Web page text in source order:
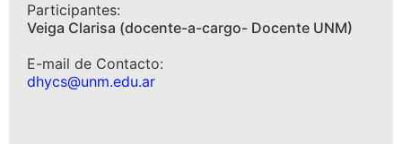
Participantes:
Veiga Clarisa (docente-a-cargo- Docente UNM)
E-mail de Contacto:
dhycs@unm.edu.ar